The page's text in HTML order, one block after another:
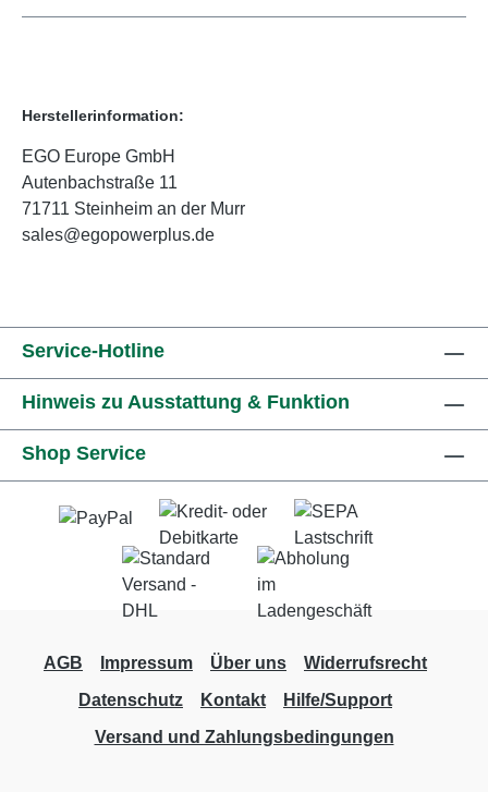
Herstellerinformation:
EGO Europe GmbH
Autenbachstraße 11
71711 Steinheim an der Murr
sales@egopowerplus.de
Service-Hotline
Hinweis zu Ausstattung & Funktion
Shop Service
AGB Impressum Über uns
Widerrufsrecht
Datenschutz
Kontakt
Hilfe/Support
Versand und Zahlungsbedingungen